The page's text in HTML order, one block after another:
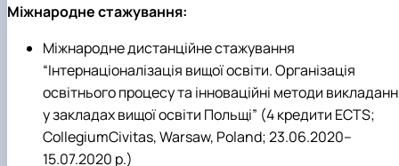
Міжнародне стажування:
Міжнародне дистанційне стажування
“Інтернаціоналізація вищої освіти. Організація
освітнього процесу та інноваційні методи
у закладах вищої освіти Польщі” (4 кредити ECTS;
CollegiumCivitas, Warsaw, Poland; 23.06.2020–
15.07.2020 р.)